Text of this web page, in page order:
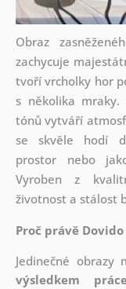
Obraz
zachycuje
tvoří vrcholky hor
s několika mraky.
tónů vytváří
se skvěle hodí
prostor nebo
Vyroben z
životnost a stálost
Proč právě
Jedinečné
výsledkem